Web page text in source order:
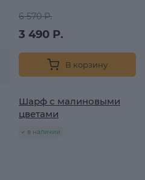
6 570 Р.
3 490 Р.
В корзину
Шарф с малиновыми
цветами
в наличии